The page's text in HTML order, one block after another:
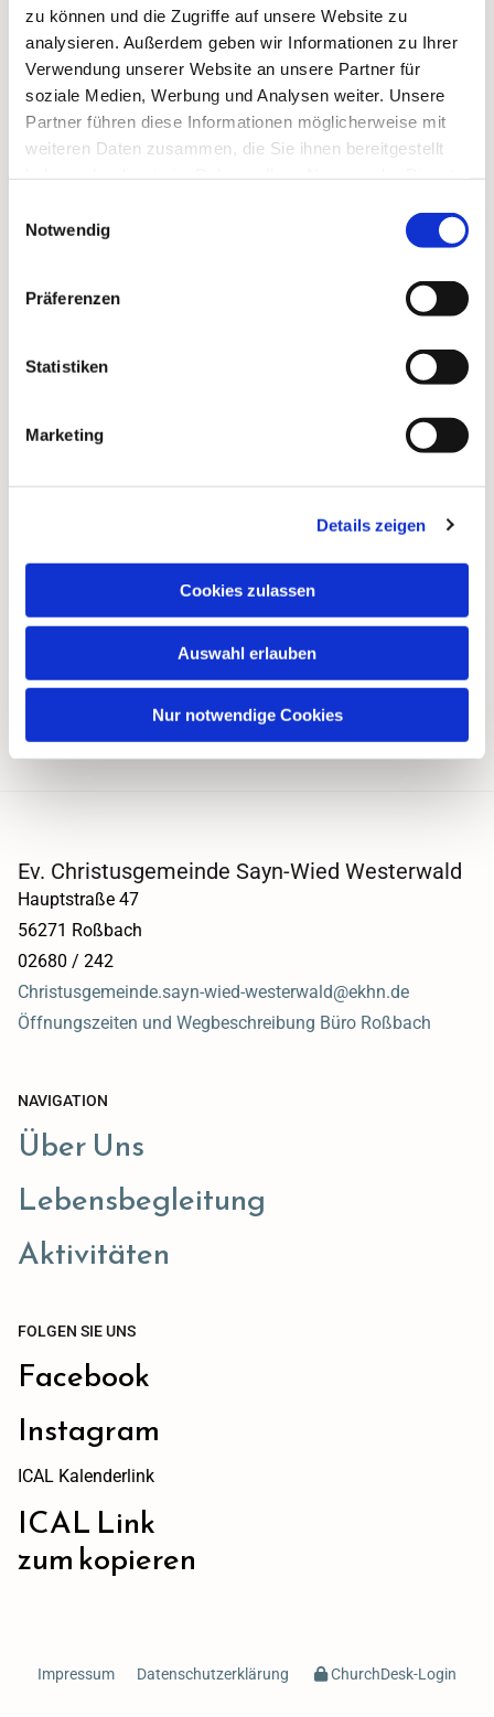
zu können und die Zugriffe auf unsere Website zu
analysieren. Außerdem geben wir Informationen zu Ihrer
Verwendung unserer Website an unsere Partner für
soziale Medien, Werbung und Analysen weiter. Unsere
Partner führen diese Informationen möglicherweise mit
weiteren Daten zusammen, die Sie ihnen bereitgestellt
Notwendig
Präferenzen
Statistiken
Marketing
Details zeigen
Cookies zulassen
Auswahl erlauben
Nur notwendige Cookies
Dies könnte Sie auch
Ev. Christusgemeinde Sayn-Wied Westerwald
Hauptstraße 47
56271 Roßbach
02680 / 242
Christusgemeinde.sayn-wied-westerwald@ekhn.de
Öffnungszeiten und Wegbeschreibung Büro Roßbach
NAVIGATION
Über Uns
Lebensbegleitung
Aktivitäten
FOLGEN SIE UNS
Facebook
Instagram
ICAL Kalenderlink
ICAL Link
zum kopieren
Impressum Datenschutzerklärung ChurchDesk-Login